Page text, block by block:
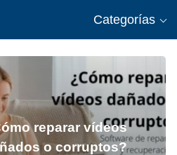
Categorías
reparar vídeos
o corruptos?